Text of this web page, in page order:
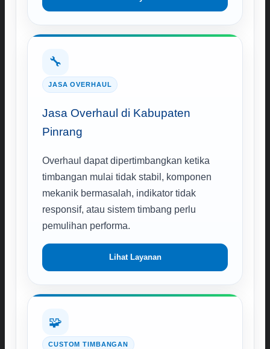
🔧
JASA OVERHAUL
Jasa Overhaul di Kabupaten
Pinrang
Overhaul dapat dipertimbangkan ketika
timbangan mulai tidak stabil, komponen
mekanik bermasalah, indikator tidak
responsif, atau sistem timbang perlu
pemulihan performa.
Lihat Layanan
🧩
CUSTOM TIMBANGAN